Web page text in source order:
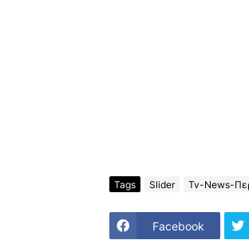
Tags Slider Tv-News-
Facebook